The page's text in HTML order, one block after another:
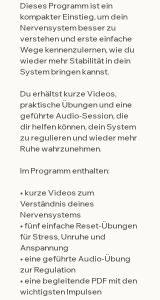
Dieses Programm ist ein
kompakter Einstieg, um dein
Nervensystem besser zu
verstehen und erste einfache
Wege kennenzulernen, wie du
wieder mehr Stabilität in dein
System bringen kannst.
Du erhältst kurze Videos,
praktische Übungen und eine
geführte Audio-Session, die
dir helfen können, dein System
zu regulieren und wieder mehr
Ruhe wahrzunehmen.
Im Programm enthalten:
• kurze Videos zum
Verständnis deines
Nervensystems
• fünf einfache Reset-Übungen
für Stress, Unruhe und
Anspannung
• eine geführte Audio-Übung
zur Regulation
• eine begleitende PDF mit den
wichtigsten Impulsen